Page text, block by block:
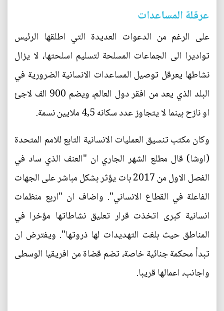
عرقلة المساعدات
على الرغم من الدعوات العديدة التي اطلقها الرئيس
تواديرا الى الجماعات المسلحة لتسليم اسلحتها، لا يزال
نشاطها يعرقل توصيل المساعدات الانسانية الضرورية في
البلد الذي يعد من افقر دول العالم، ويضم 900 الف لاجئ
او نازح بينما لا يتجاوز عدد سكانه 4,5 ملايين نسمة.
وكان مكتب تنسيق العمليات الانسانية التابع للامم المتحدة
(اوشا) قال مطلع الشهر الجاري ان "العنف الذي ساد في
الفصل الاول من 2017 بات يؤثر بشكل مباشر على الجهات
الفاعلة في القطاع الانساني". واضاف ان "اربع منظمات
انسانية كبرى اتخذت قرار تعليق نشاطاتها مؤخرا في
المناطق حيث بلغت التهديدات لها ذروتها". ويفترض ان
تبدأ محكمة جنائية خاصة، تضم قضاة من افريقيا الوسطى
واجانب، اعمالها قريبا.